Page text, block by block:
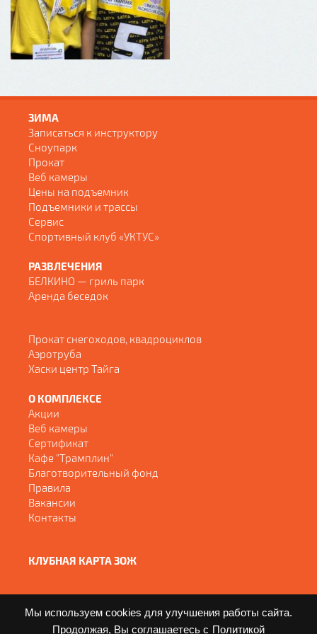
Мы используем cookies для улучшения работы сайта.
Продолжая, Вы соглашаетесь с Политикой
ЗИМА
Записаться к инструктору
Сноупарк
Прокат
Веб камеры
Цены на подъемник
Подъемники и трассы
Сервис
Спортивный клуб «УКТУС»
РАЗВЛЕЧЕНИЯ
БЕЛКИНО — гриль парк
Аренда беседок
Прокат снегоходов, квадроциклов
Аэротруба
Хаски центр Тайга
О КОМПЛЕКСЕ
Акции
Веб камеры
Сертификат
Кафе "Трамплин"
Благотворительный фонд
Правила
Вакансии
Контакты
КЛУБНАЯ КАРТА ЗОЖ